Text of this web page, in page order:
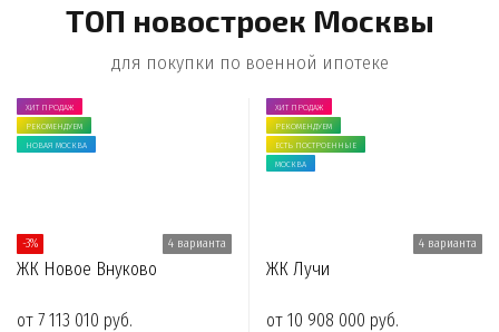
ТОП новостроек Москвы
для покупки по военной ипотеке
ХИТ ПРОДАЖ
РЕКОМЕНДУЕМ
НОВАЯ МОСКВА
-3% 4 варианта
ЖК Новое Внуково
от 7 113 010 руб.
ХИТ ПРОДАЖ
РЕКОМЕНДУЕМ
ЕСТЬ ПОСТРОЕННЫЕ
МОСКВА
4 варианта
ЖК Лучи
от 10 908 000 руб.